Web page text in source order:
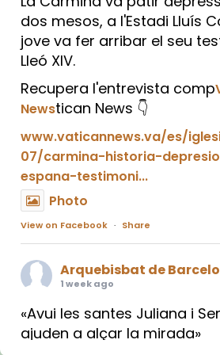
dos mesos, a l'Estadi Lluís
jove va fer arribar el seu
Lleó XIV.
Recupera l'entrevista comp
Newstican News 👇
www.vaticannews.va/es/
07/carmina-historia-
espana-testimoni...
Photo
View on Facebook · Share
Arquebisbat de
1 week ago
«Avui les santes Juliana i
ajuden a alçar la mirada»